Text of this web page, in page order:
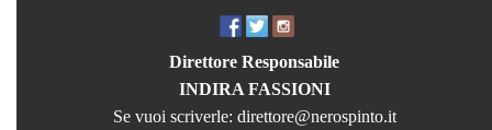
Direttore Responsabile
INDIRA FASSIONI
Se vuoi scriverle: direttore@nerospinto.it